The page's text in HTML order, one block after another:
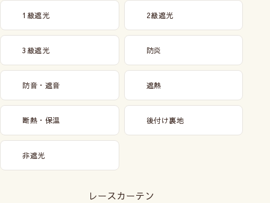
1級遮光 2級遮光
3級遮光 防炎
防音・遮音 遮熱
断熱・保温 後付け裏地
非遮光
レースカーテン